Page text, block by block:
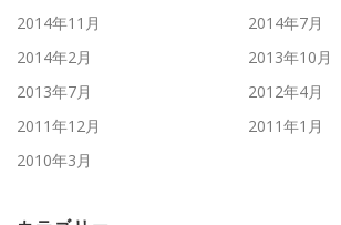
2014年11月
2014年7月
2014年2月
2013年10月
2013年7月
2012年4月
2011年12月
2011年1月
2010年3月